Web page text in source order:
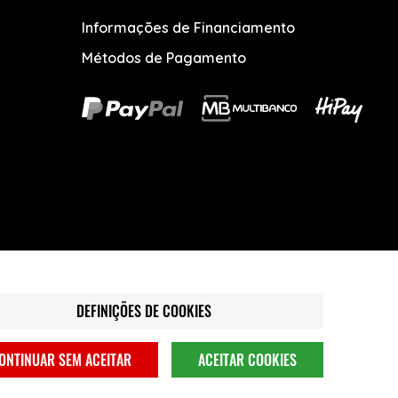
Informações de Financiamento
Métodos de Pagamento
DEFINIÇÕES DE COOKIES
SEM ACEITAR ACEITAR COOKIES